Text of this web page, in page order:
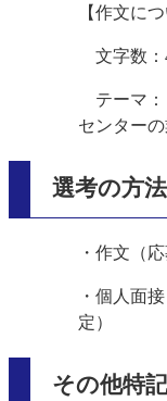
【作文につ
文字数：
テーマ：
センター
選考の方
・作文（
・個人面
定）
その他特